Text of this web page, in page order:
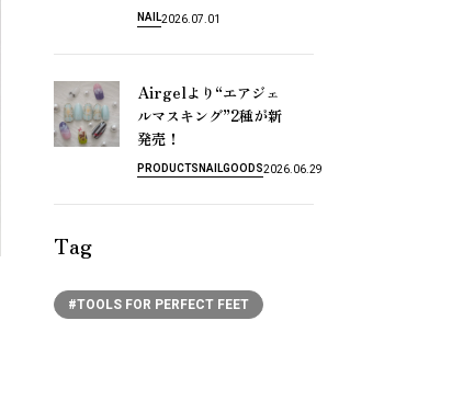
NAIL2026.07.01
Airgelよ り “エアジェ
ルマ スキング”2種が新
発売 ！
PRODUCTS NAILGOODS2026.06.29
Tag
#TOOLS FOR PERFECT FEET